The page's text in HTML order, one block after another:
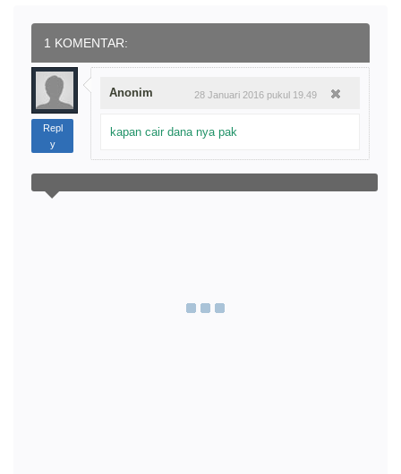
1 KOMENTAR:
Repl
y
Anonim 28 Januari 2016 pukul 19.49
kapan cair dana nya pak